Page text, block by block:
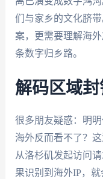
们与家乡的文化脐
案，更需要理解海
条数字归乡路。
解码区域
很多朋友疑惑：明
海外反而看不了？
从洛杉矶发起访问
果识别到海外IP，